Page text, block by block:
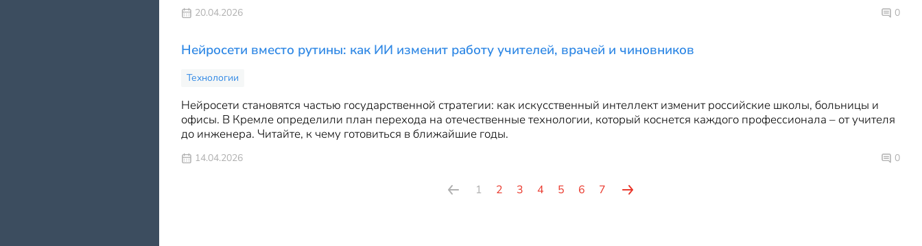
20.04.2026 0
Нейросети вместо рутины: как ИИ изменит работу учителей, врачей и чиновников
Технологии
Нейросети становятся частью государственной стратегии: как искусственный интеллект изменит российские школы, больницы и
офисы. В Кремле определили план перехода на отечественные технологии, который коснется каждого профессионала – от учителя
до инженера. Читайте, к чему готовиться в ближайшие годы.
14.04.2026 0
1 2 3 4 5 6 7